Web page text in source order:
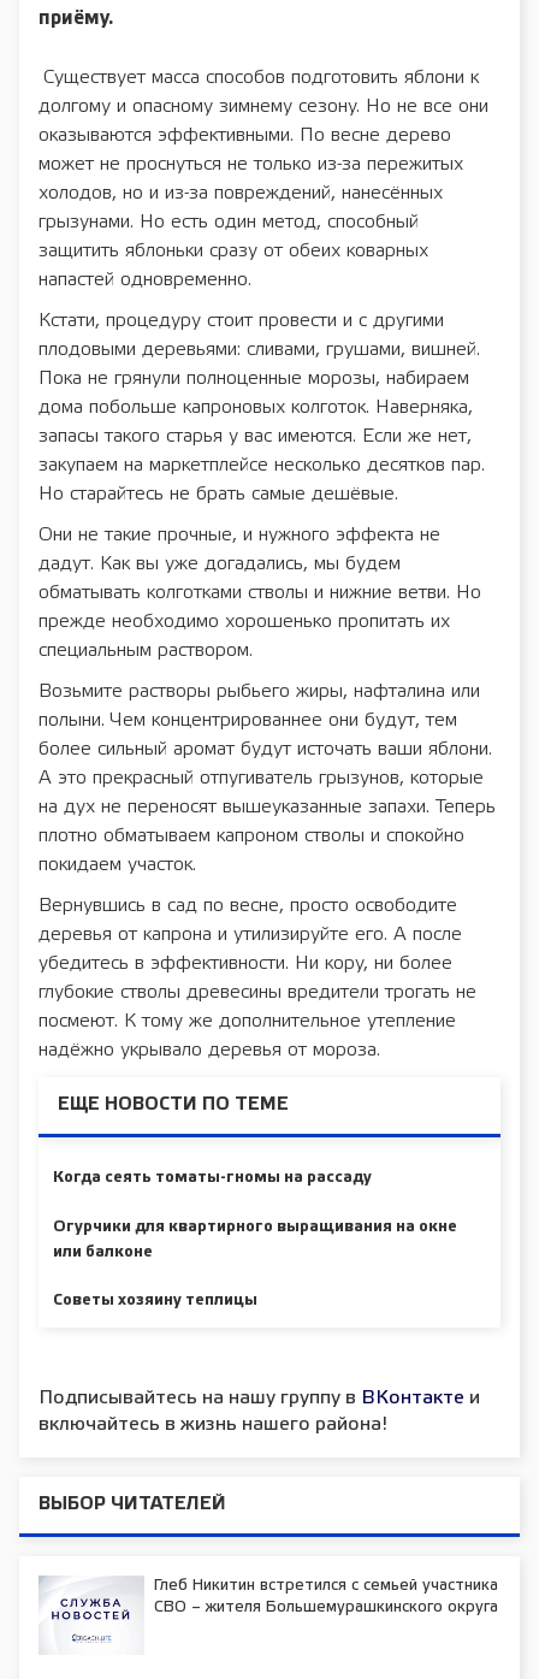
приёму.
Существует масса способов подготовить яблони к
долгому и опасному зимнему сезону. Но не все они
оказываются эффективными. По весне дерево
может не проснуться не только из-за пережитых
холодов, но и из-за повреждений, нанесённых
грызунами. Но есть один метод, способный
защитить яблоньки сразу от обеих коварных
напастей одновременно.
Кстати, процедуру стоит провести и с другими
плодовыми деревьями: сливами, грушами, вишней.
Пока не грянули полноценные морозы, набираем
дома побольше капроновых колготок. Наверняка,
запасы такого старья у вас имеются. Если же нет,
закупаем на маркетплейсе несколько десятков пар.
Но старайтесь не брать самые дешёвые.
Они не такие прочные, и нужного эффекта не
дадут. Как вы уже догадались, мы будем
обматывать колготками стволы и нижние ветви. Но
прежде необходимо хорошенько пропитать их
специальным раствором.
Возьмите растворы рыбьего жиры, нафталина или
полыни. Чем концентрированнее они будут, тем
более сильный аромат будут источать ваши яблони.
А это прекрасный отпугиватель грызунов, которые
на дух не переносят вышеуказанные запахи. Теперь
плотно обматываем капроном стволы и спокойно
покидаем участок.
Вернувшись в сад по весне, просто освободите
деревья от капрона и утилизируйте его. А после
убедитесь в эффективности. Ни кору, ни более
глубокие стволы древесины вредители трогать не
посмеют. К тому же дополнительное утепление
надёжно укрывало деревья от мороза.
ЕЩЕ НОВОСТИ ПО ТЕМЕ
Когда сеять томаты-гномы на рассаду
Огурчики для квартирного выращивания на окне
или балконе
Советы хозяину теплицы
Подписывайтесь на нашу группу в ВКонтакте и
включайтесь в жизнь нашего района!
ВЫБОР ЧИТАТЕЛЕЙ
Глеб Никитин встретился с семьей участника
СВО – жителя Большемурашкинского округа